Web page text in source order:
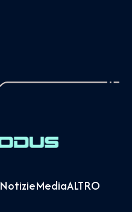
NotizieMediaALTRO